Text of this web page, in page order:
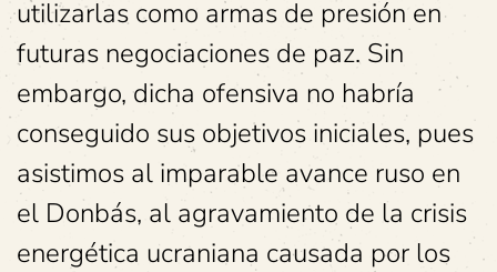
utilizarlas como armas de presión en
futuras negociaciones de paz. Sin
embargo, dicha ofensiva no habría
conseguido sus objetivos iniciales, pues
asistimos al imparable avance ruso en
el Donbás, al agravamiento de la crisis
energética ucraniana causada por los